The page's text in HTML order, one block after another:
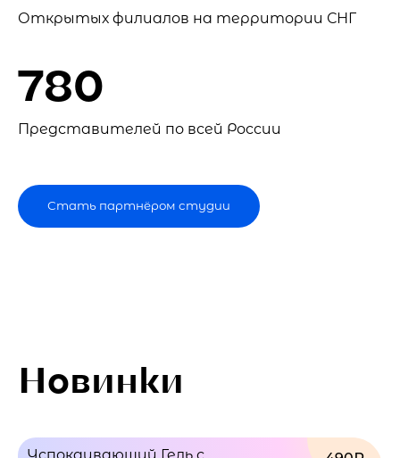
Открытых филиалов на территории СНГ
780
Представителей по всей России
Стать партнёром студии
Новинки